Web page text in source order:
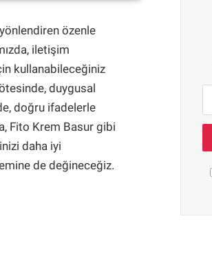
özenle
iletişim
kullanabileceğiniz
duygusal
doğru ifadelerle
Fito Krem Basur gibi
daha iyi
de değineceğiz.